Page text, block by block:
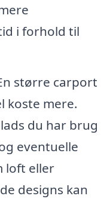
i forhold til
større carport
koste mere.
du har brug
eventuelle
loft eller
designs kan